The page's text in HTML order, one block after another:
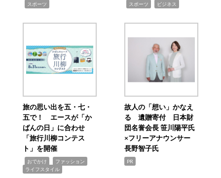
スポーツ スポーツ ビジネス
旅の思い出を五・七・
五で！ エースが「か
ばんの日」に合わせ
「旅行川柳コンテス
ト」を開催
おでかけ ファッション
ライフスタイル
故人の「想い」かなえ
る 遺贈寄付 日本財
団名誉会長 笹川陽平氏
×フリーアナウンサー
長野智子氏
PR